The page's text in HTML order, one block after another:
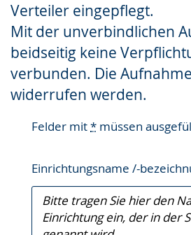
Verteiler eingepflegt.
Mit der unverbindlichen
beidseitig keine
verbunden. Die
widerrufen werden.
Felder mit* müssen
Einrichtungsname /-